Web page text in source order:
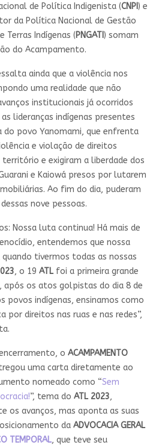
de Política Indigenista (CNPI) e
da Política Nacional de Gestão
Terras Indígenas (PNGATI) somam
do Acampamento.
ainda que a violência nos
uma realidade que não
institucionais já ocorridos
as lideranças indígenas presentes
do povo Yanomami, que enfrenta
e violação de direitos
e exigiram a liberdade dos
e Kaiowá presos por lutarem
Ao fim do dia, puderam
nove pessoas.
Nossa luta continua! Há mais de
entendemos que nossa
tivermos todas as nossas
, o 19 ATLfoi a primeira grande
após os atos golpistas do dia 8 de
povos indígenas, ensinamos como
por direitos nas ruas e nas redes”,
o ACAMPAMENTO
uma carta diretamente ao
nomeado como “Sem
”, tema do ATL 2023,
os avanços, mas aponta as suas
da ADVOCACIA GERAL
TEMPORAL, que teve seu